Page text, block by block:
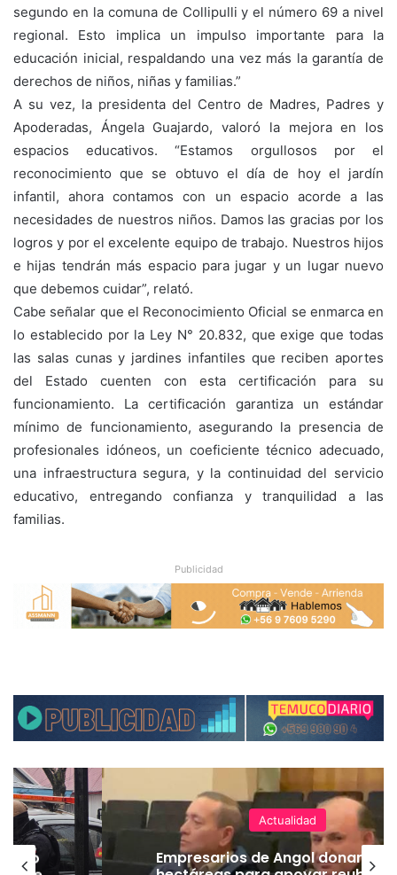
segundo en la comuna de Collipulli y el número 69 a nivel
regional. Esto implica un impulso importante para la
educación inicial, respaldando una vez más la garantía de
derechos de niños, niñas y familias.”
A su vez, la presidenta del Centro de Madres, Padres y
Apoderadas, Ángela Guajardo, valoró la mejora en los
espacios educativos. “Estamos orgullosos por el
reconocimiento que se obtuvo el día de hoy el jardín
infantil, ahora contamos con un espacio acorde a las
necesidades de nuestros niños. Damos las gracias por los
logros y por el excelente equipo de trabajo. Nuestros hijos
e hijas tendrán más espacio para jugar y un lugar nuevo
que debemos cuidar”, relató.
Cabe señalar que el Reconocimiento Oficial se enmarca en
lo establecido por la Ley N° 20.832, que exige que todas
las salas cunas y jardines infantiles que reciben aportes
del Estado cuenten con esta certificación para su
funcionamiento. La certificación garantiza un estándar
mínimo de funcionamiento, asegurando la presencia de
profesionales idóneos, un coeficiente técnico adecuado,
una infraestructura segura, y la continuidad del servicio
educativo, entregando confianza y tranquilidad a las
familias.
Publicidad
Actualidad
Empresarios de Angol donan